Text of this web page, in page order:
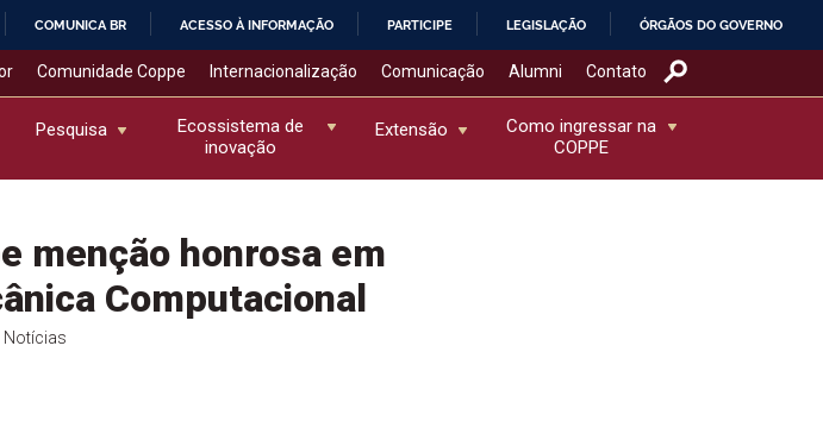
COMUNICA BR ACESSO À INFORMAÇÃO PARTICIPE LEGISLAÇÃO ÓRGÃOS DO GOVERNO
Comunidade Coppe Internacionalização Comunicação Alumni Contato
Pesquisa
Ecossistema de
inovação
Extensão
Como ingressar na
COPPE
menção honrosa em
Computacional
Notícias